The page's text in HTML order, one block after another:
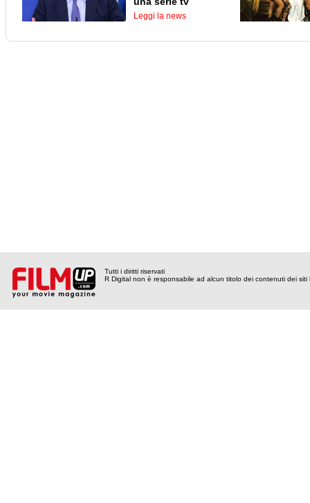
Leggi la news
Tutti i diritti riservati
R Digital non è responsabile ad alcun titolo dei contenuti dei siti